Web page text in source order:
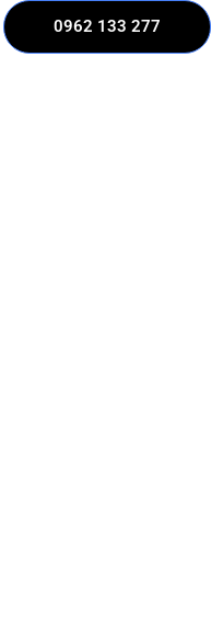
0962 133 277